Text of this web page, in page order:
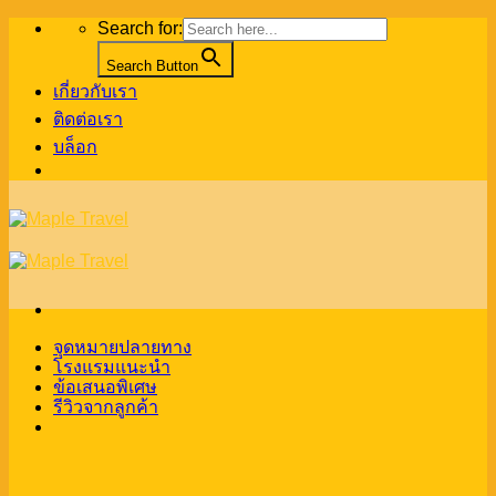
Skip
Search for:
Search Button
เกี่ยวกับเรา
ติดต่อเรา
บล็อก
จุดหมายปลายทาง
โรงแรมแนะนำ
ข้อเสนอพิเศษ
รีวิวจากลูกค้า